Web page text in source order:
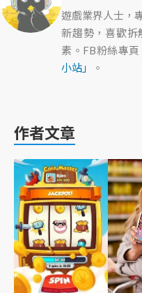
遊戲業界人士，
新趨勢，喜歡拆
素。FB粉絲專頁
小站」
。
作者文章